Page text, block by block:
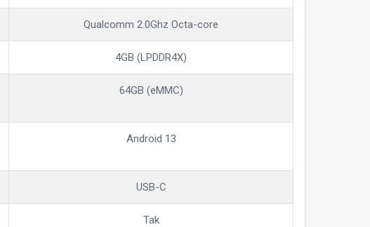
Qualcomm 2.0Ghz Octa-core
4GB (LPDDR4X)
64GB (eMMC)
Android 13
USB-C
Tak